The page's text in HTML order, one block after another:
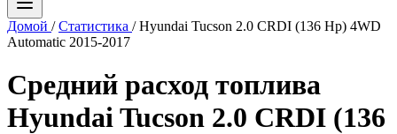
Домой / Статистика / Hyundai Tucson 2.0 CRDI (136 Hp) 4WD
Automatic 2015-2017
Средний расход топлива
Hyundai Tucson 2.0 CRDI (136